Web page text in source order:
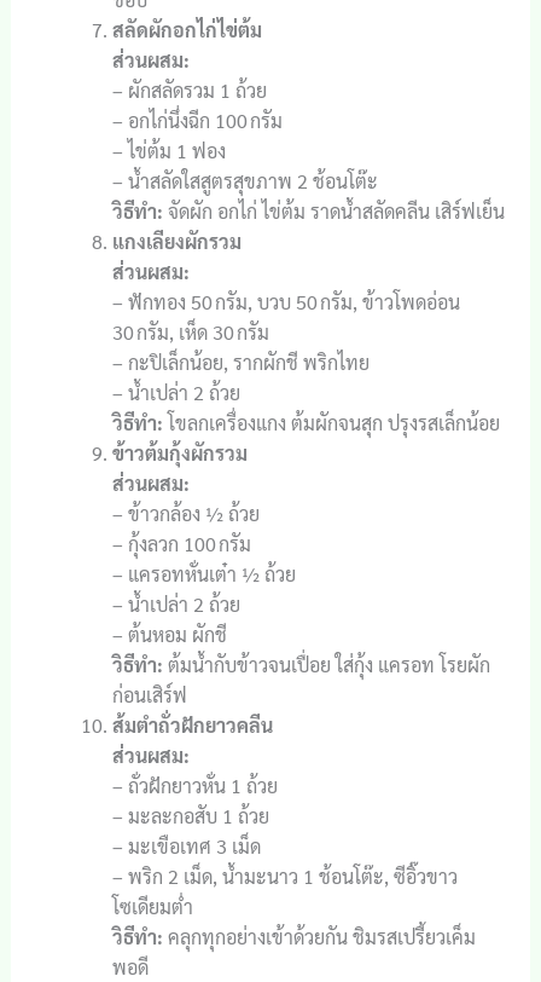
สลัดผักอกไก่ไข่ต้ม
ส่วนผสม:
– ผักสลัดรวม 1 ถ้วย
– อกไก่นึ่งฉีก 100 กรัม
– ไข่ต้ม 1 ฟอง
– น้ำสลัดใสสูตรสุขภาพ 2 ช้อนโต๊ะ
วิธีทำ: จัดผัก อกไก่ ไข่ต้ม ราดน้ำสลัดคลีน เสิร์ฟเย็น
แกงเลียงผักรวม
ส่วนผสม:
– ฟักทอง 50 กรัม, บวบ 50 กรัม, ข้าวโพดอ่อน
30 กรัม, เห็ด 30 กรัม
– กะปิเล็กน้อย, รากผักชี พริกไทย
– น้ำเปล่า 2 ถ้วย
วิธีทำ: โขลกเครื่องแกง ต้มผักจนสุก ปรุงรสเล็กน้อย
ข้าวต้มกุ้งผักรวม
ส่วนผสม:
– ข้าวกล้อง ½ ถ้วย
– กุ้งลวก 100 กรัม
– แครอทหั่นเต๋า ½ ถ้วย
– น้ำเปล่า 2 ถ้วย
– ต้นหอม ผักชี
วิธีทำ: ต้มน้ำกับข้าวจนเปื่อย ใส่กุ้ง แครอท โรยผัก
ก่อนเสิร์ฟ
ส้มตำถั่วฝักยาวคลีน
ส่วนผสม:
– ถั่วฝักยาวหั่น 1 ถ้วย
– มะละกอสับ 1 ถ้วย
– มะเขือเทศ 3 เม็ด
– พริก 2 เม็ด, น้ำมะนาว 1 ช้อนโต๊ะ, ซีอิ๊วขาว
โซเดียมต่ำ
วิธีทำ: คลุกทุกอย่างเข้าด้วยกัน ชิมรสเปรี้ยวเค็ม
พอดี